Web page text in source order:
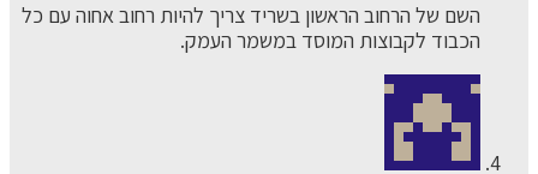
השם של הרחוב הראשון בשריד צריך להיות רחוב אחוה עם כל
הכבוד לקבוצות המוסד במשמר העמק.